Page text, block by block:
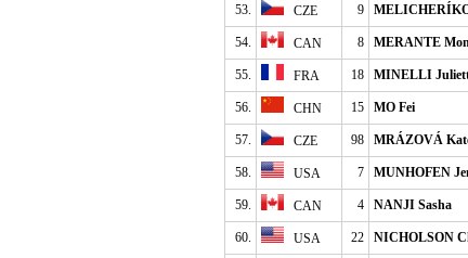
53. CZE 9
54. CAN 8 MERANTE
55. FRA 18 MINELLI
56. CHN 15 MO Fei
57. CZE 98 MRÁZOVÁ
58. USA 7 MUNHOFEN
59. CAN 4 NANJI Sasha
60. USA 22 NICHOLSON